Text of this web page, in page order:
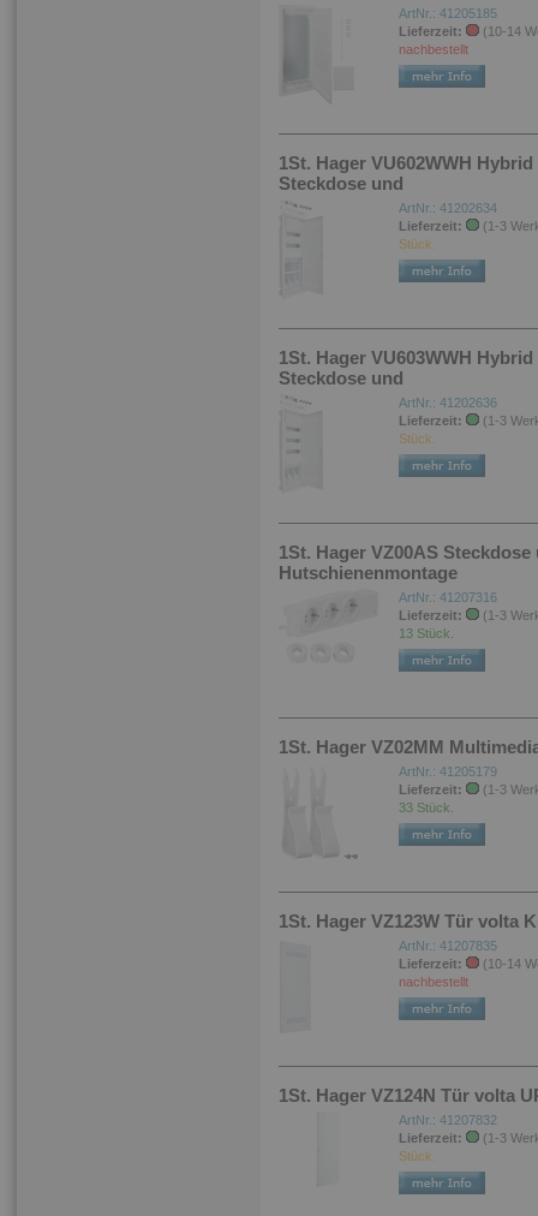
ArtNr.: 41205185
Lieferzeit:
(10-14
nachbestellt
1St. Hager VU602WWH
Steckdose und
ArtNr.: 41202634
Lieferzeit:
(1-3
Stück.
1St. Hager VU603WWH
Steckdose und
ArtNr.: 41202636
Lieferzeit:
(1-3
Stück.
1St. Hager VZ00AS
Hutschienenmontage
ArtNr.: 41207316
Lieferzeit:
(1-3
13 Stück.
1St. Hager VZ02MM
ArtNr.: 41205179
Lieferzeit:
(1-3
33 Stück.
1St. Hager VZ123W Tür volta
ArtNr.: 41207835
Lieferzeit:
(10-14
nachbestellt
1St. Hager VZ124N Tür volta
ArtNr.: 41207832
Lieferzeit:
(1-3
Stück.